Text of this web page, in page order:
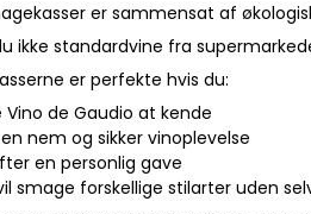
er sammensat af
ikke standardvine fra
er perfekte hvis du:
Vino de Gaudio at kende
en nem og sikker vinoplevelse
en personlig gave
smage forskellige stilarter uden